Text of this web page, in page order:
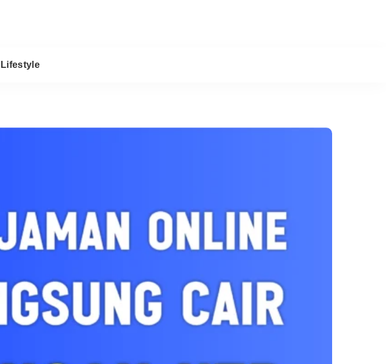
Lifestyle